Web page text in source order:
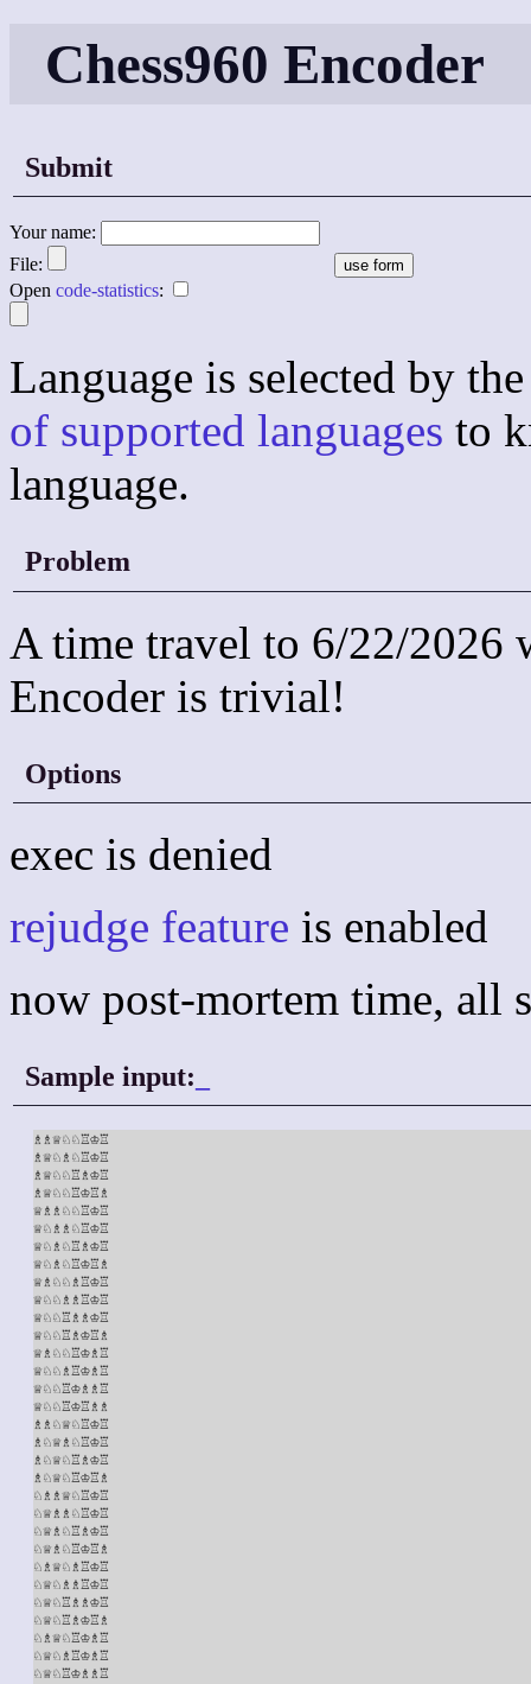
Chess960 Encoder
Submit
Your name:
File:
Open code-statistics:
Language is selected by
of supported languages to
language.
Problem
A time travel to 6/22/2026
Encoder is trivial!
Options
exec is denied
rejudge feature is enabled
now post-mortem time, all
Sample input:
♗♗♕♘♘♖♔♖
♗♕♘♗♘♖♔♖
♗♕♘♘♖♗♔♖
♗♕♘♘♖♔♖♗
♕♗♗♘♘♖♔♖
♕♘♗♗♘♖♔♖
♕♘♗♘♖♗♔♖
♕♘♗♘♖♔♖♗
♕♗♘♘♗♖♔♖
♕♘♘♗♗♖♔♖
♕♘♘♖♗♗♔♖
♕♘♘♖♗♔♖♗
♕♗♘♘♖♔♗♖
♕♘♘♗♖♔♗♖
♕♘♘♖♔♗♗♖
♕♘♘♖♔♖♗♗
♗♗♘♕♘♖♔♖
♗♘♕♗♘♖♔♖
♗♘♕♘♖♗♔♖
♗♘♕♘♖♔♖♗
♘♗♗♕♘♖♔♖
♘♕♗♗♘♖♔♖
♘♕♗♘♖♗♔♖
♘♕♗♘♖♔♖♗
♘♗♕♘♗♖♔♖
♘♕♘♗♗♖♔♖
♘♕♘♖♗♗♔♖
♘♕♘♖♗♔♖♗
♘♗♕♘♖♔♗♖
♘♕♘♗♖♔♗♖
♘♕♘♖♔♗♗♖